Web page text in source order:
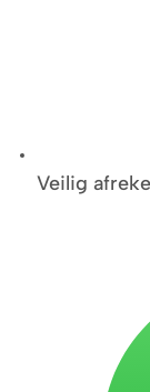
Veilig